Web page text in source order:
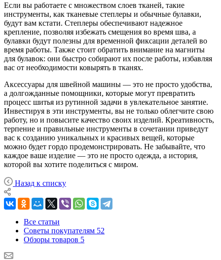
Если вы работаете с множеством слоев тканей, такие
инструменты, как тканевые степлеры и обычные булавки,
будут вам кстати. Степлеры обеспечивают надежное
крепление, позволяя избежать смещения во время шва, а
булавки будут полезны для временной фиксации деталей во
время работы. Также стоит обратить внимание на магниты
для булавок: они быстро собирают их после работы, избавляя
вас от необходимости ковырять в тканях.
Аксессуары для швейной машины — это не просто удобства,
а долгожданные помощники, которые могут превратить
процесс шитья из рутинной задачи в увлекательное занятие.
Инвестируя в эти инструменты, вы не только облегчите свою
работу, но и повысите качество своих изделий. Креативность,
терпение и правильные инструменты в сочетании приведут
вас к созданию уникальных и красивых вещей, которые
можно будет гордо продемонстрировать. Не забывайте, что
каждое ваше изделие — это не просто одежда, а история,
которой вы хотите поделиться с миром.
Назад к списку
Все статьи
Советы покупателям 52
Обзоры товаров 5